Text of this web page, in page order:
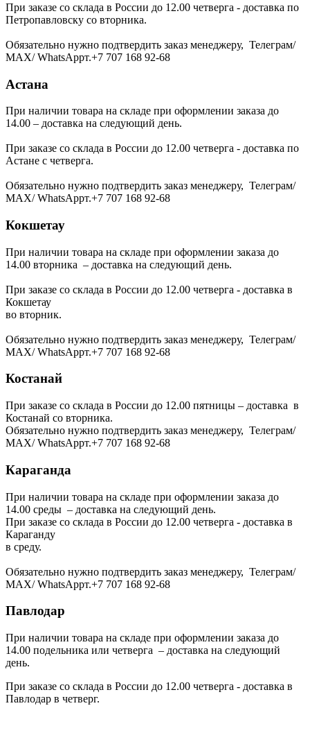
При заказе со склада в России до 12.00 четверга - доставка по
Петропавловску со вторника.
Обязательно нужно подтвердить заказ менеджеру, Телеграм/
МАХ/ WhatsAppт.+7 707 168 92-68
Астана
При наличии товара на складе при оформлении заказа до
14.00 – доставка на следующий день.
При заказе со склада в России до 12.00 четверга - доставка по
Астане с четверга.
Обязательно нужно подтвердить заказ менеджеру, Телеграм/
МАХ/ WhatsAppт.+7 707 168 92-68
Кокшетау
При наличии товара на складе при оформлении заказа до
14.00 вторника – доставка на следующий день.
При заказе со склада в России до 12.00 четверга - доставка в
Кокшетау
во вторник.
Обязательно нужно подтвердить заказ менеджеру, Телеграм/
МАХ/ WhatsAppт.+7 707 168 92-68
Костанай
При заказе со склада в России до 12.00 пятницы – доставка в
Костанай со вторника.
Обязательно нужно подтвердить заказ менеджеру, Телеграм/
МАХ/ WhatsAppт.+7 707 168 92-68
Караганда
При наличии товара на складе при оформлении заказа до
14.00 среды – доставка на следующий день.
При заказе со склада в России до 12.00 четверга - доставка в
Караганду
в среду.
Обязательно нужно подтвердить заказ менеджеру, Телеграм/
МАХ/ WhatsAppт.+7 707 168 92-68
Павлодар
При наличии товара на складе при оформлении заказа до
14.00 подельника или четверга – доставка на следующий
день.
При заказе со склада в России до 12.00 четверга - доставка в
Павлодар в четверг.